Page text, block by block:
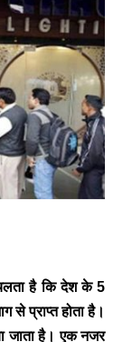
है कि देश के 5
से प्राप्त होता है।
जाता है। एक नजर